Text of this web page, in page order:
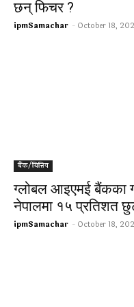
छन् फिचर ?
ipmSamachar - October 18,
बैंक/बित्तिय
ग्लोबल आइएमई बैंकका
नेपालमा १५ प्रतिशत
ipmSamachar - October 18,